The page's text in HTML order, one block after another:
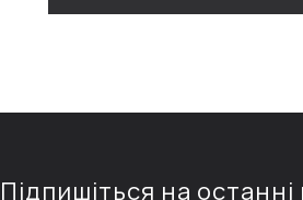
Підпишіться на